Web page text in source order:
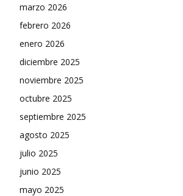
marzo 2026
febrero 2026
enero 2026
diciembre 2025
noviembre 2025
octubre 2025
septiembre 2025
agosto 2025
julio 2025
junio 2025
mayo 2025